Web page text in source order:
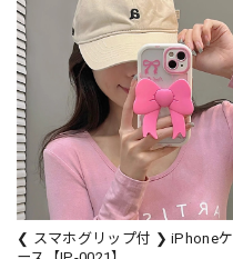
❮ スマホグリップ付 ❯ iPhoneケ